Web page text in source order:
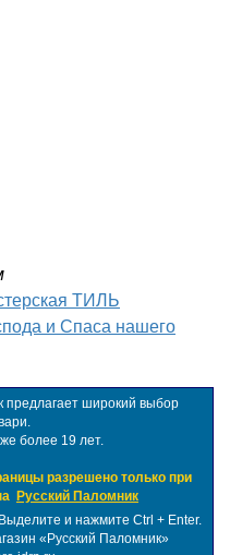
ТИЛЬ
и Спаса нашего
предлагает широкий выбор
более 19 лет.
разрешено только при
Русский Паломник
и нажмите Ctrl + Enter.
«Русский Паломник»